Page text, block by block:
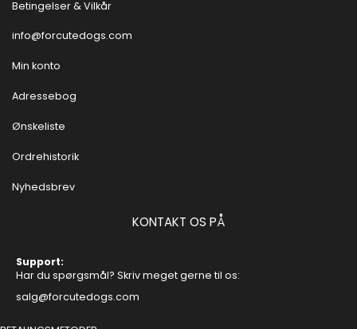
Betingelser & Vilkår
info@forcutedogs.com
Min konto
Adressebog
Ønskeliste
Ordrehistorik
Nyhedsbrev
KONTAKT OS PÅ
Support:
Har du spørgsmål? Skriv meget gerne til os:
salg@forcutedogs.com